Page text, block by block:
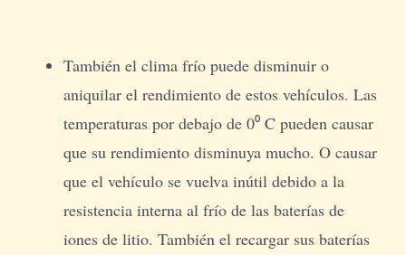
También el clima frío puede disminuir o
aniquilar el rendimiento de estos vehículos. Las
temperaturas por debajo de 0⁰ C pueden causar
que su rendimiento disminuya mucho. O causar
que el vehículo se vuelva inútil debido a la
resistencia interna al frío de las baterías de
iones de litio. También el recargar sus baterías